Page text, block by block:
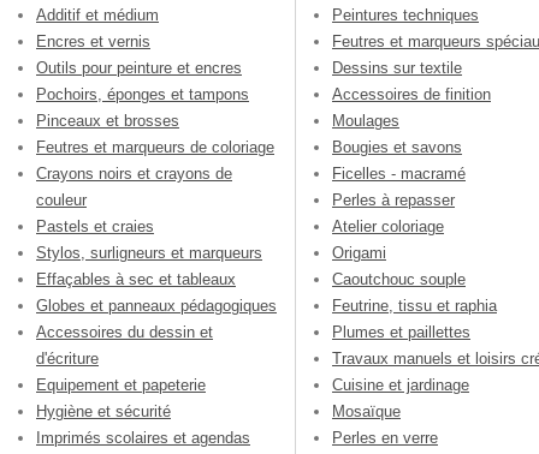
Additif et médium
Encres et vernis
Outils pour peinture et encres
Pochoirs, éponges et tampons
Pinceaux et brosses
Feutres et marqueurs de coloriage
Crayons noirs et crayons de
couleur
Pastels et craies
Stylos, surligneurs et marqueurs
Effaçables à sec et tableaux
Globes et panneaux pédagogiques
Accessoires du dessin et
d'écriture
Equipement et papeterie
Hygiène et sécurité
Imprimés scolaires et agendas
Peintures techniques
Feutres et marqueurs
Dessins sur textile
Accessoires de finition
Moulages
Bougies et savons
Ficelles - macramé
Perles à repasser
Atelier coloriage
Origami
Caoutchouc souple
Feutrine, tissu et raphia
Plumes et paillettes
Travaux manuels et loisirs
Cuisine et jardinage
Mosaïque
Perles en verre